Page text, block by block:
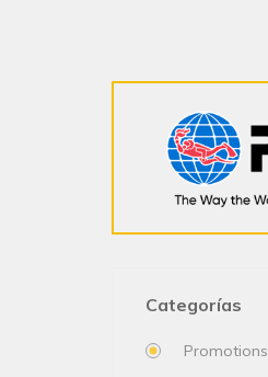
Categorías
Promotions